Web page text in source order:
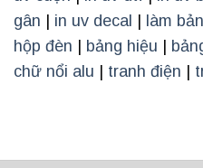
gân
in uv decal làm
hộp đèn
bảng hiệu
chữ nổi alu
tranh điện